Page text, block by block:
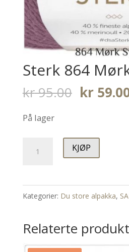
Sterk 864
kr95.00
kr 95.00.
kr
På lager
KJØP
Kategorier: Du store alpakka,
Relaterte